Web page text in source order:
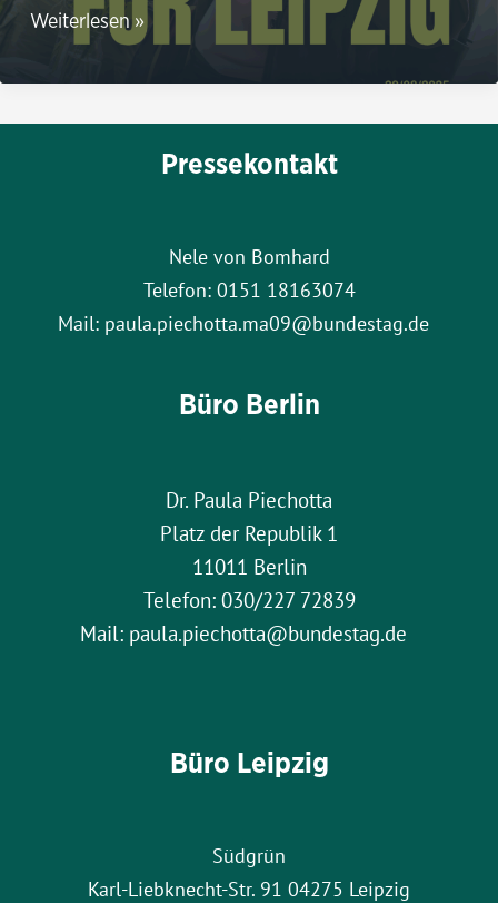
Gute
Nachrichten
für
Leipzig
Weiterlesen »
Pressekontakt
Nele von Bomhard
Telefon: 0151 18163074
Mail: paula.piechotta.ma09@bundestag.de
Büro Berlin
Dr. Paula Piechotta
Platz der Republik 1
11011 Berlin
Telefon: 030/227 72839
Mail: paula.piechotta@bundestag.de
Büro Leipzig
Südgrün
Karl-Liebknecht-Str. 91 04275 Leipzig